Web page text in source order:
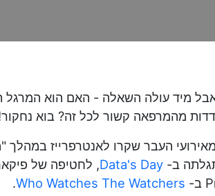
מיד עולה השאלה - האם הוא המרגל
מהמרפאה קשור לכל זה? בוא
העבר שקרו לאנטרפרייז
ב- Data's Day, לחטיפה של
Who Watches The Watchers
.